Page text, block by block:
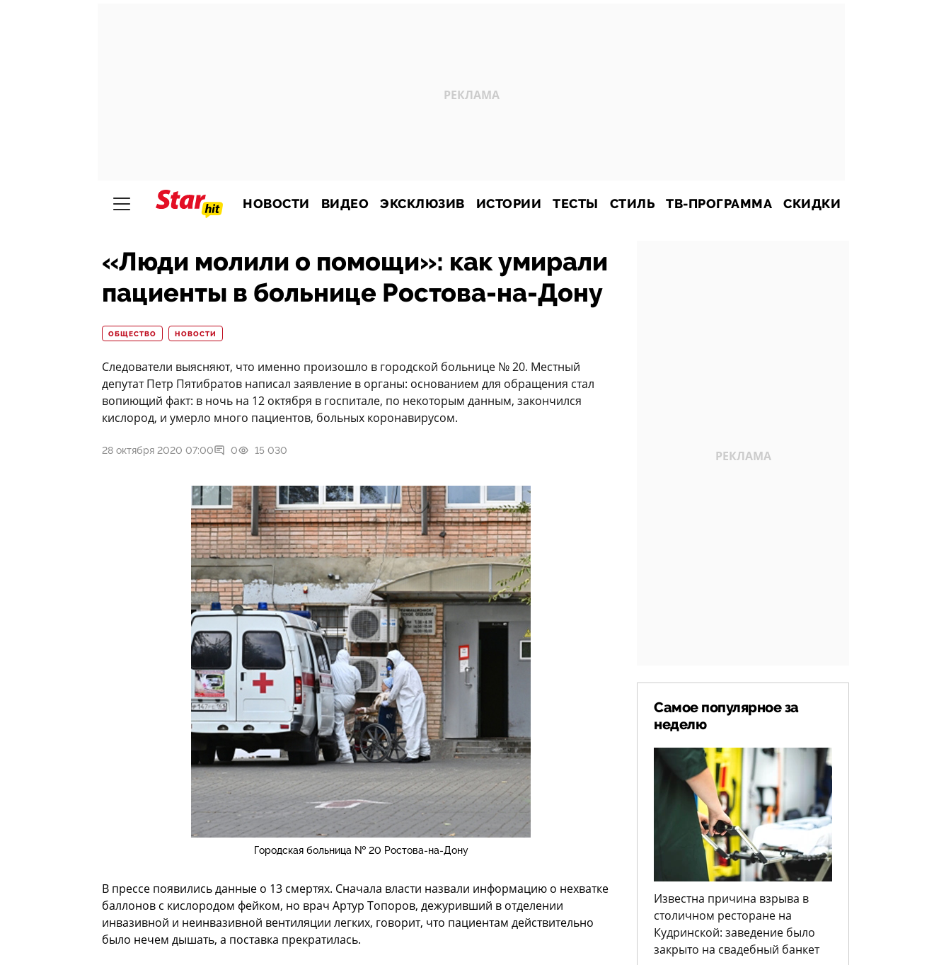
НОВОСТИ ВИДЕО ЭКСКЛЮЗИВ ИСТОРИИ ТЕСТЫ СТИЛЬ ТВ-ПРОГРАММА СКИДКИ
«Люди молили о помощи»: как умирали
пациенты в больнице Ростова-на-Дону
ОБЩЕСТВО НОВОСТИ
Следователи выясняют, что именно произошло в городской больнице № 20. Местный
депутат Петр Пятибратов написал заявление в органы: основанием для обращения стал
вопиющий факт: в ночь на 12 октября в госпитале, по некоторым данным, закончился
кислород, и умерло много пациентов, больных коронавирусом.
28 октября 2020 07:00 0 15 030
Городская больница № 20 Ростова-на-Дону
В прессе появились данные о 13 смертях. Сначала власти назвали информацию о нехватке
баллонов с кислородом фейком, но врач Артур Топоров, дежуривший в отделении
инвазивной и неинвазивной вентиляции легких, говорит, что пациентам действительно
было нечем дышать, а поставка прекратилась.
Самое популярное за
неделю
Известна причина взрыва в
столичном ресторане на
Кудринской: заведение было
закрыто на свадебный банкет